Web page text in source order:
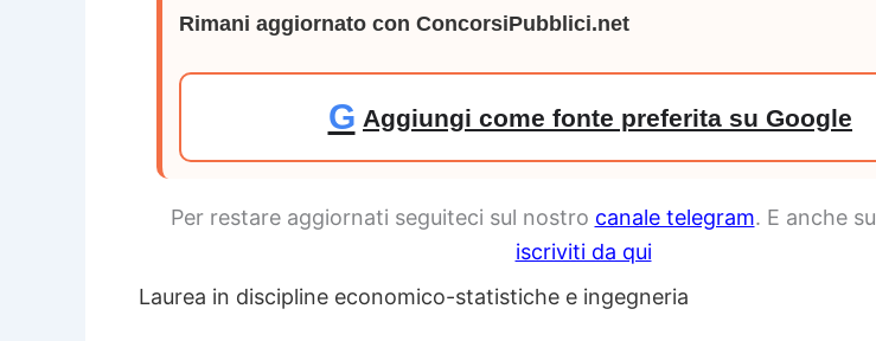
Rimani aggiornato con ConcorsiPubblici.net
G Aggiungi come fonte preferita su Google
Per restare aggiornati seguiteci sul nostro canale telegram. E anche su
iscriviti da qui
Laurea in discipline economico-statistiche e ingegneria